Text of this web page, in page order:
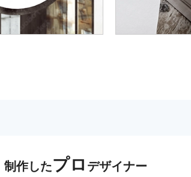
制作したプロ デザイナー